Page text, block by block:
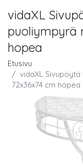
vidaXL
puoliympyrä
hopea
Etusivu
vidaXL
72x36x74 cm hopea